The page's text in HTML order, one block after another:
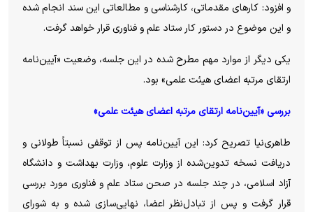
و افزود: کارهای مقدماتی، کارشناسی و مطالعاتی این سند انجام شده
و این موضوع در دستور کار ستاد علم و فناوری قرار خواهد گرفت.
یکی دیگر از موارد مهم مطرح شده در این جلسه، وضعیت «آیین‌نامه
ارتقای مرتبه اعضای هیئت علمی» بود.
بررسی «آیین‌نامه ارتقای مرتبه اعضای هیئت علمی»
طاهری‌نیا تصریح کرد: این آیین‌نامه پس از توقفی نسبتاً طولانی و
دریافت نسخه تدوین‌شده از وزارت علوم، وزارت بهداشت و دانشگاه
آزاد اسلامی، در چند جلسه در صحن ستاد علم و فناوری مورد بررسی
قرار گرفت و پس از تبادل‌نظر اعضا، نهایی‌سازی شده و به شورای